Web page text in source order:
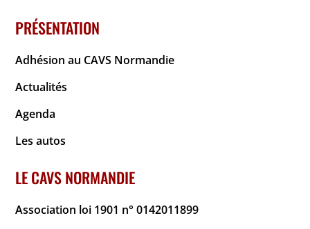
PRÉSENTATION
Adhésion au CAVS Normandie
Actualités
Agenda
Les autos
LE CAVS NORMANDIE
Association loi 1901 n° 0142011899